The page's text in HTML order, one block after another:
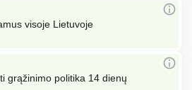
visoje Lietuvoje
grąžinimo politika 14 dienų